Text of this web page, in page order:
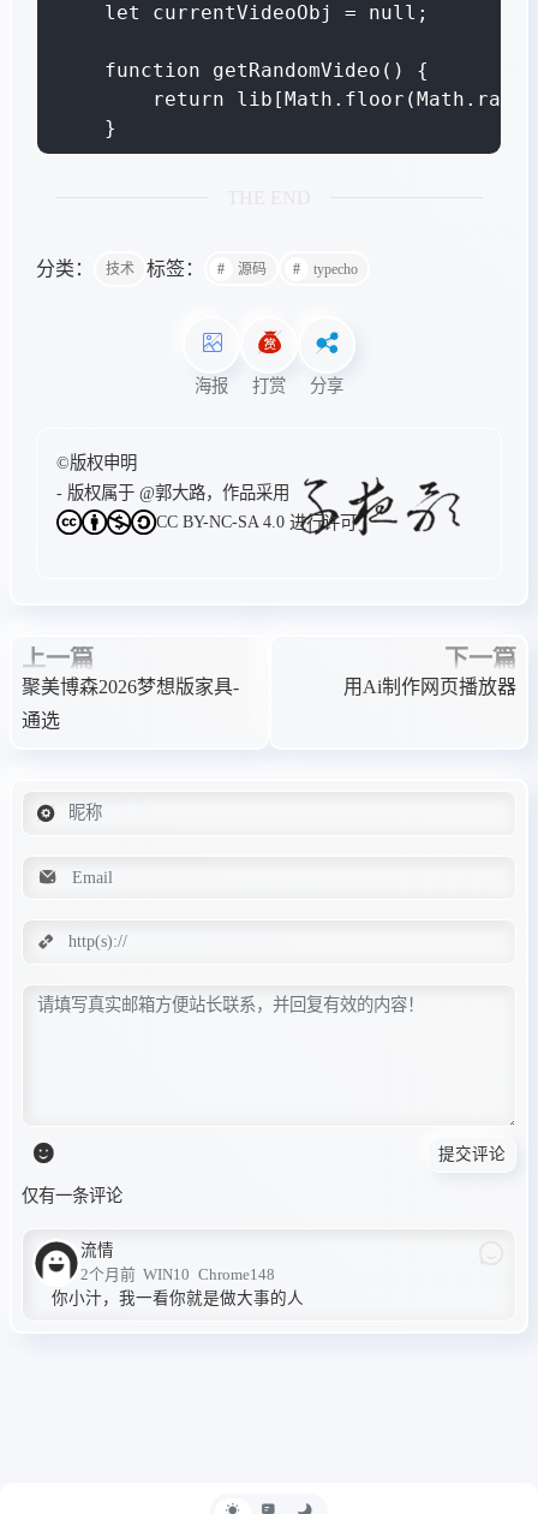
    let currentVideoObj = null;
    function getRandomVideo() {
return
    }
        let newVideo = getRandomVideo();
        return newVideo;
        video.src = videoObj.url;
        video.load();
video.play().catch(e =>
const newVideo =
        loadVideo(newVideo);
video.addEventListener('ended',
分类： 技术 标签： 源码 typecho
海报 打赏 分享
©版权申明
- 版权属于 @郭大路，作品采用
CC BY-NC-SA 4.0 进行许可
上一篇
聚美博森2026梦想版家具-
通选
下一篇
用Ai制作网页播放器
提交评论
仅有一条评论
流情
2个月前 WIN10 Chrome148
你小汁，我一看你就是做大事的人